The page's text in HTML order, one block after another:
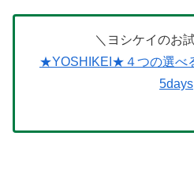
＼ヨシケイのお
★YOSHIKEI★４つの選べ
5days